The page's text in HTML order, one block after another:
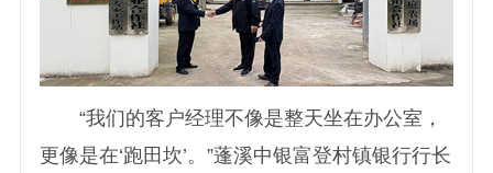
“我们的客户经理不像是整天坐在办公室，
更像是在‘跑田坎’。”蓬溪中银富登村镇银行行长